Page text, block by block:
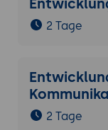
2 Tage
2 Tage